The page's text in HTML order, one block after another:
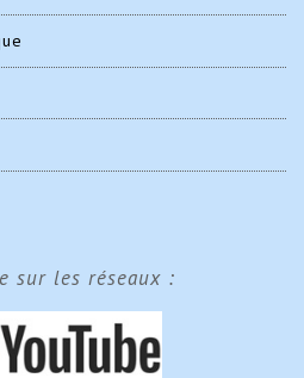
sur les réseaux :